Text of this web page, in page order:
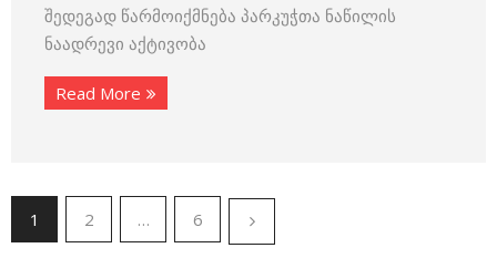
შედეგად წარმოიქმნება პარკუჭთა ნაწილის
ნაადრევი აქტივობა
Read More
1 2 … 6